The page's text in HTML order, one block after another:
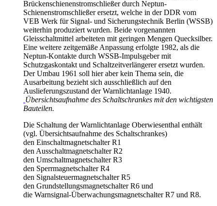
Brückenschienenstromschließer durch Neptun-
Schienenstromschließer ersetzt, welche in der DDR vom
VEB Werk für Signal- und Sicherungstechnik Berlin (WSSB)
weiterhin produziert wurden. Beide vorgenannten
Gleisschaltmittel arbeiteten mit geringen Mengen Quecksilber.
Eine weitere zeitgemäße Anpassung erfolgte 1982, als die
Neptun-Kontakte durch WSSB-Impulsgeber mit
Schutzgaskontakt und Schaltzeitverlängerer ersetzt wurden.
Der Umbau 1961 soll hier aber kein Thema sein, die
Ausarbeitung bezieht sich ausschließlich auf den
Auslieferungszustand der Warnlichtanlage 1940.
Übersichtsaufnahme des Schaltschrankes mit den wichtigsten
Bauteilen.
Die Schaltung der Warnlichtanlage Oberwiesenthal enthält
(vgl. Übersichtsaufnahme des Schaltschrankes)
den Einschaltmagnetschalter R1
den Ausschaltmagnetschalter R2
den Umschaltmagnetschalter R3
den Sperrmagnetschalter R4
den Signalsteuermagnetschalter R5
den Grundstellungsmagnetschalter R6 und
die Warnsignal-Überwachungsmagnetschalter R7 und R8.